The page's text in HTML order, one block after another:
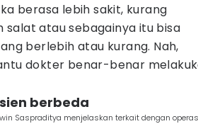
berasa lebih sakit, kurang
salat atau sebagainya itu bisa
berlebih atau kurang. Nah,
dokter benar-benar
berbeda
Saspraditya menjelaskan terkait dengan